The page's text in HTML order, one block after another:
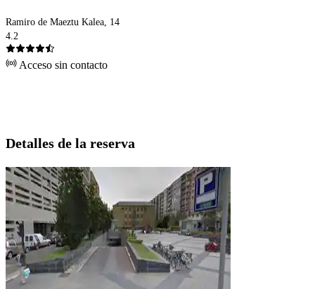
Ramiro de Maeztu Kalea, 14
4.2
Acceso sin contacto
Detalles de la reserva